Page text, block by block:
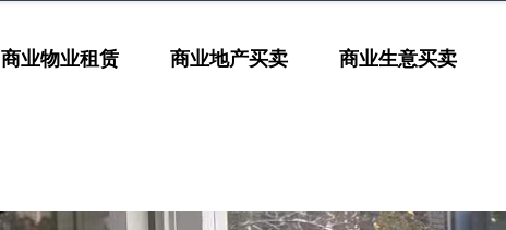
商业物业租赁 商业地产买卖 商业生意买卖